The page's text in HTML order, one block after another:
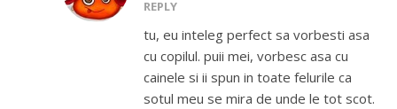
REPLY
tu, eu inteleg perfect sa vorbesti asa
cu copilul. puii mei, vorbesc asa cu
cainele si ii spun in toate felurile ca
sotul meu se mira de unde le tot scot.